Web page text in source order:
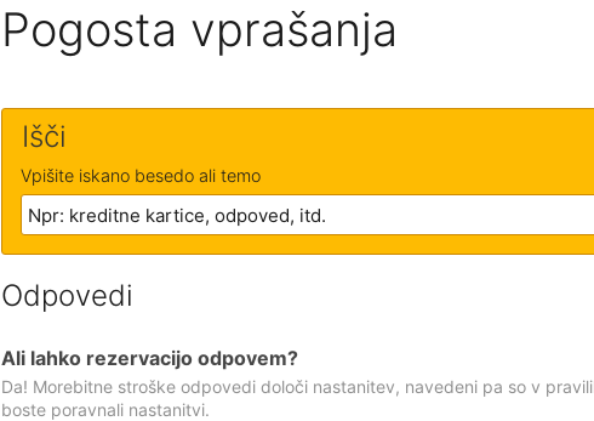
Pogosta vprašanja
Išči
Vpišite iskano besedo ali temo
Odpovedi
Ali lahko rezervacijo odpovem?
Da! Morebitne stroške odpovedi določi nastanitev, navedeni pa so v
boste poravnali nastanitvi.